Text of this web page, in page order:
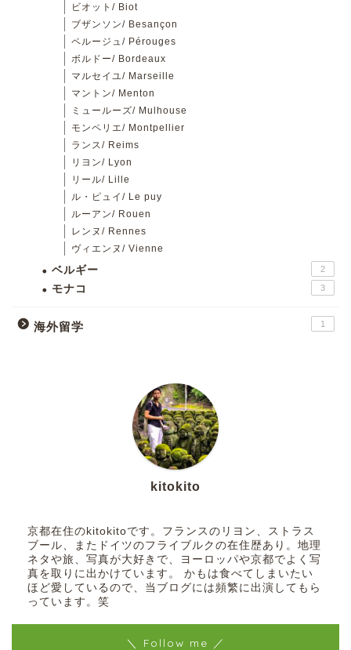
ビオット/ Biot
ブザンソン/ Besançon
ペルージュ/ Pérouges
ボルドー/ Bordeaux
マルセイユ/ Marseille
マントン/ Menton
ミュールーズ/ Mulhouse
モンペリエ/ Montpellier
ランス/ Reims
リヨン/ Lyon
リール/ Lille
ル・ピュイ/ Le puy
ルーアン/ Rouen
レンヌ/ Rennes
ヴィエンヌ/ Vienne
ベルギー 2
モナコ 3
海外留学 1
kitokito
京都在住のkitokitoです。フランスのリヨン、ストラス
ブール、またドイツのフライブルクの在住歴あり。地理
ネタや旅、写真が大好きで、ヨーロッパや京都でよく写
真を取りに出かけています。 かもは食べてしまいたい
ほど愛しているので、当ブログには頻繁に出演してもら
っています。笑
＼ Follow me ／